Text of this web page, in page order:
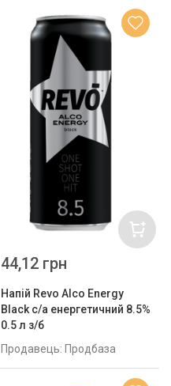
Напій Revo Alco Energу
Black с/а енергетичний 8.5%
0.5 л з/б
Продавець: Продбаза
44,12 грн